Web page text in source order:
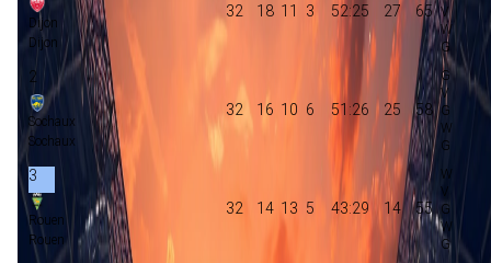
Dijon
Dijon
32 18 11 3 52:25 27 65
2
Sochaux
Sochaux
32 16 10 6 51:26 25 58
3
Rouen
Rouen
32 14 13 5 43:29 14 55